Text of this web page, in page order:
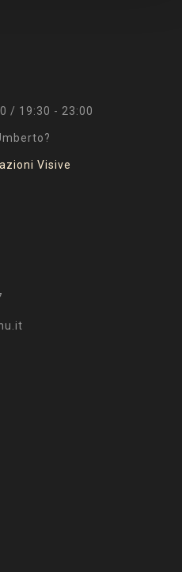
/ 19:30 - 23:00
Visive